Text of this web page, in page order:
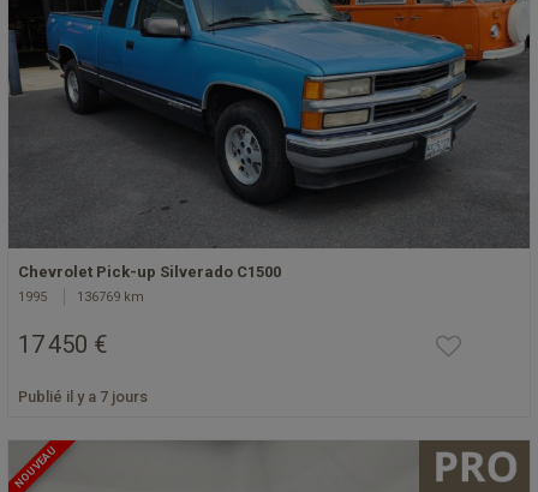
Chevrolet Pick-up Silverado C1500
1995 136769 km
17 450 €
Publié il y a 7 jours
NOUVEAU